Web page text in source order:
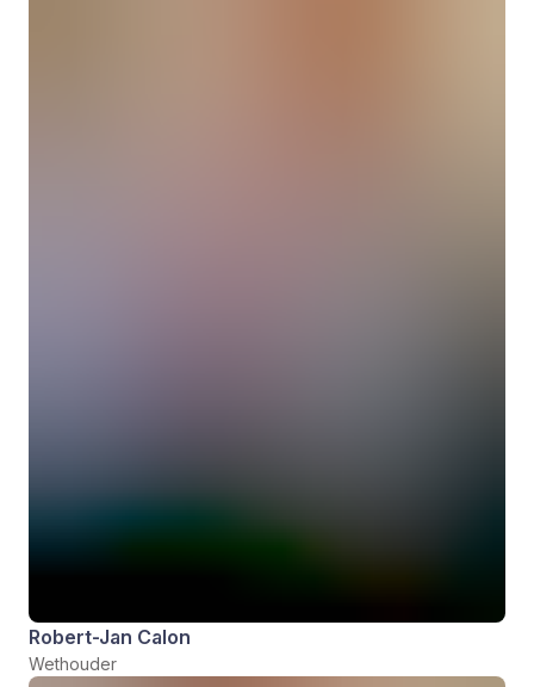
Robert-Jan Calon
Wethouder